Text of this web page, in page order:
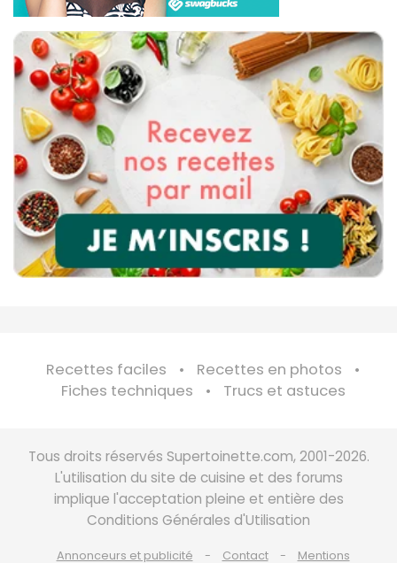
Recettes faciles
Recettes en photos
Fiches techniques
Trucs et astuces
Tous droits réservés Supertoinette.com, 2001-2026.
L'utilisation du site de cuisine et des forums
implique l'acceptation pleine et entière des
Conditions Générales d'Utilisation
Annonceurs et publicité Contact Mentions